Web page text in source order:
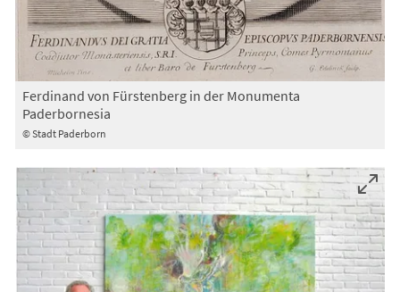
© Stadt Paderborn
Ferdinand von Fürstenberg in der Monumenta
Paderbornesia